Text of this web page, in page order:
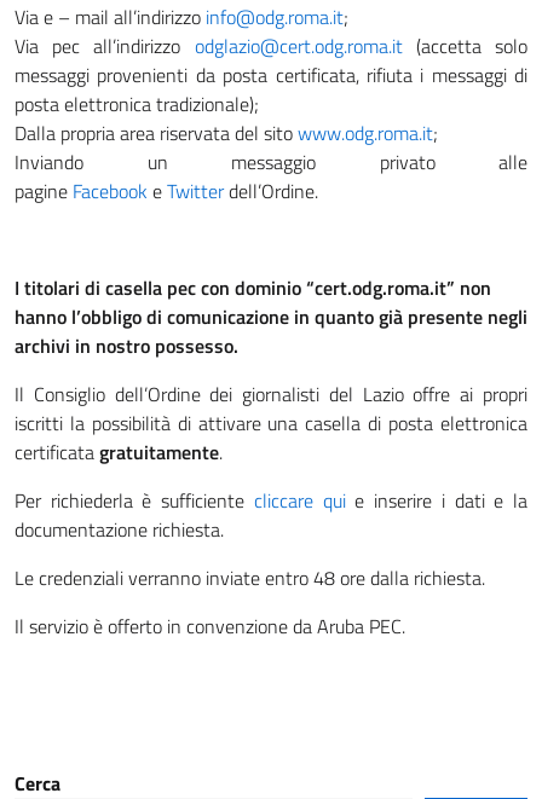
Via e – mail all’indirizzo info@odg.roma.it;
Via pec all’indirizzo odglazio@cert.odg.roma.it(accetta solo
messaggi provenienti da posta certificata, rifiuta i messaggi di
posta elettronica tradizionale);
Dalla propria area riservata del sitowww.odg.roma.it;
Inviando un messaggio privato alle
pagine Facebook eTwitterdell’Ordine.
I titolari di casella pec con dominio “cert.odg.roma.it” non
hanno l’obbligo di comunicazione in quanto già presente negli
archivi in nostro possesso.
Il Consiglio dell’Ordine dei giornalisti del Lazio offre ai propri
iscritti la possibilità di attivare una casella di posta elettronica
certificatagratuitamente.
Per richiederla è sufficiente cliccare quie inserire i dati e la
documentazione richiesta.
Le credenziali verranno inviate entro 48 ore dalla richiesta.
Il servizio è offerto in convenzione da Aruba PEC.
Cerca